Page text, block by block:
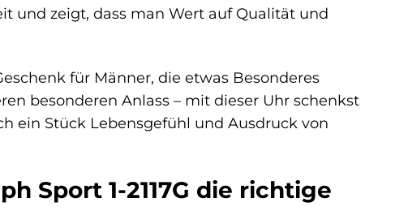
und zeigt, dass man Wert auf Qualität und
für Männer, die etwas Besonderes
besonderen Anlass – mit dieser Uhr schenkst
ein Stück Lebensgefühl und Ausdruck von
Sport 1-2117G die richtige